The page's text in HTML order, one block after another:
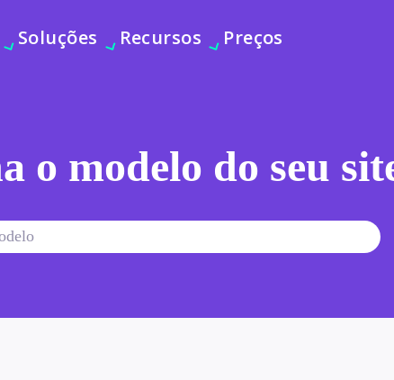
Soluções Recursos Preços
o modelo do seu